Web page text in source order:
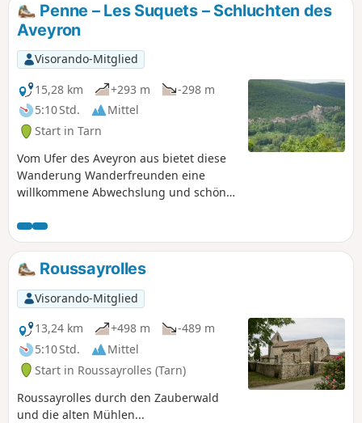
Penne – Les Suquets – Schluchten des
Aveyron
Visorando-Mitglied
15,28 km
+293 m
-298 m
5:10 Std.
Mittel
Start in Tarn
Vom Ufer des Aveyron aus bietet diese
Wanderung Wanderfreunden eine
willkommene Abwechslung und schöne
Am Startpunkt bietet der Rocher de
Suquets einen sehr schönen Ausblick
auf die Festungsanlage von Penne und
auf dem Rückweg kann man beim
Abstieg zum Weiler Amiel schöne
Ausblicke auf die Felsen der Gorges de
l'Aveyron genießen.
Roussayrolles
Visorando-Mitglied
13,24 km
+498 m
-489 m
5:10 Std.
Mittel
Start in Roussayrolles (Tarn)
Roussayrolles durch den Zauberwald
und die alten Mühlen...